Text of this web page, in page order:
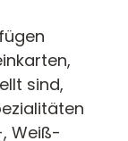
sind,
Weiß-